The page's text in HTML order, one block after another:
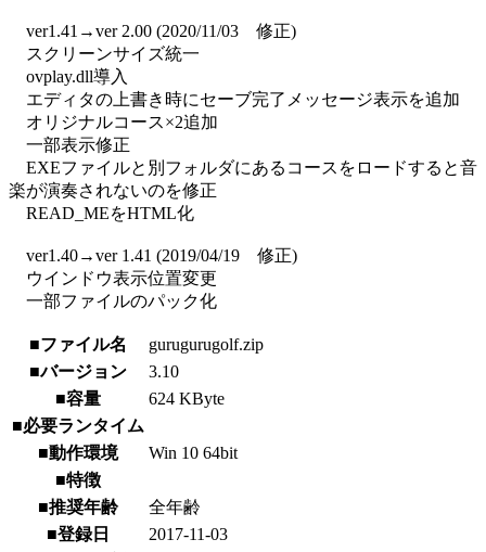
ver1.41→ver 2.00 (2020/11/03 修正)
スクリーンサイズ統一
ovplay.dll導入
エディタの上書き時にセーブ完了メッセージ表示を追加
オリジナルコース×2追加
一部表示修正
EXEファイルと別フォルダにあるコースをロードすると音
楽が演奏されないのを修正
READ_MEをHTML化
ver1.40→ver 1.41 (2019/04/19 修正)
ウインドウ表示位置変更
一部ファイルのパック化
■ファイル名
gurugurugolf.zip
■バージョン
3.10
■容量
624 KByte
■必要ランタイム
■動作環境
Win 10 64bit
■特徴
■推奨年齢
全年齢
■登録日
2017-11-03